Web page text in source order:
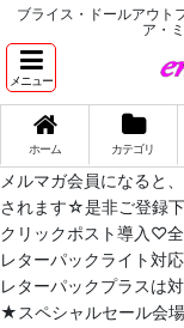
ブライス・ドールアウト
ア・
メニュー
ホーム カテゴリ
メルマガ会員になると
されます☆是非ご登録
クリックポスト導入♡
レターパックライト対
レターパックプラスは
★スペシャルセール会